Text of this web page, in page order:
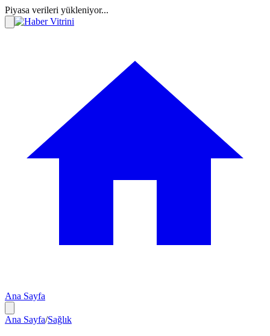
Piyasa verileri yükleniyor...
Ana Sayfa
Ana Sayfa/Sağlık